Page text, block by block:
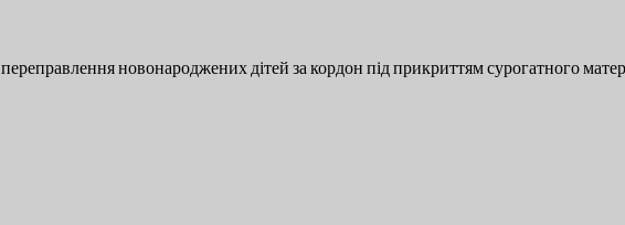
переправлення новонароджених дітей за кордон під прикриттям сурогатного